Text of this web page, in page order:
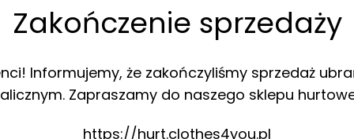
Zakończenie sprzedaży
Informujemy, że zakończyliśmy sprzedaż
Zapraszamy do naszego sklepu
https://hurt.clothes4you.pl